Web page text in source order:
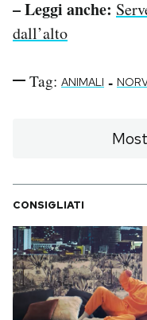
– Leggi anche:
dall’alto
Tag: ANIMALI -
CONSIGLIATI